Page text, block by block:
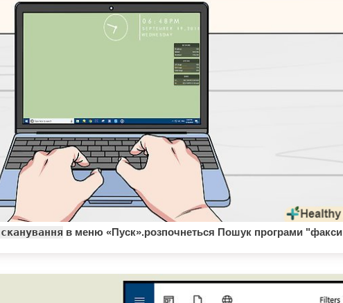
в меню «Пуск».розпочнеться Пошук програми "факси